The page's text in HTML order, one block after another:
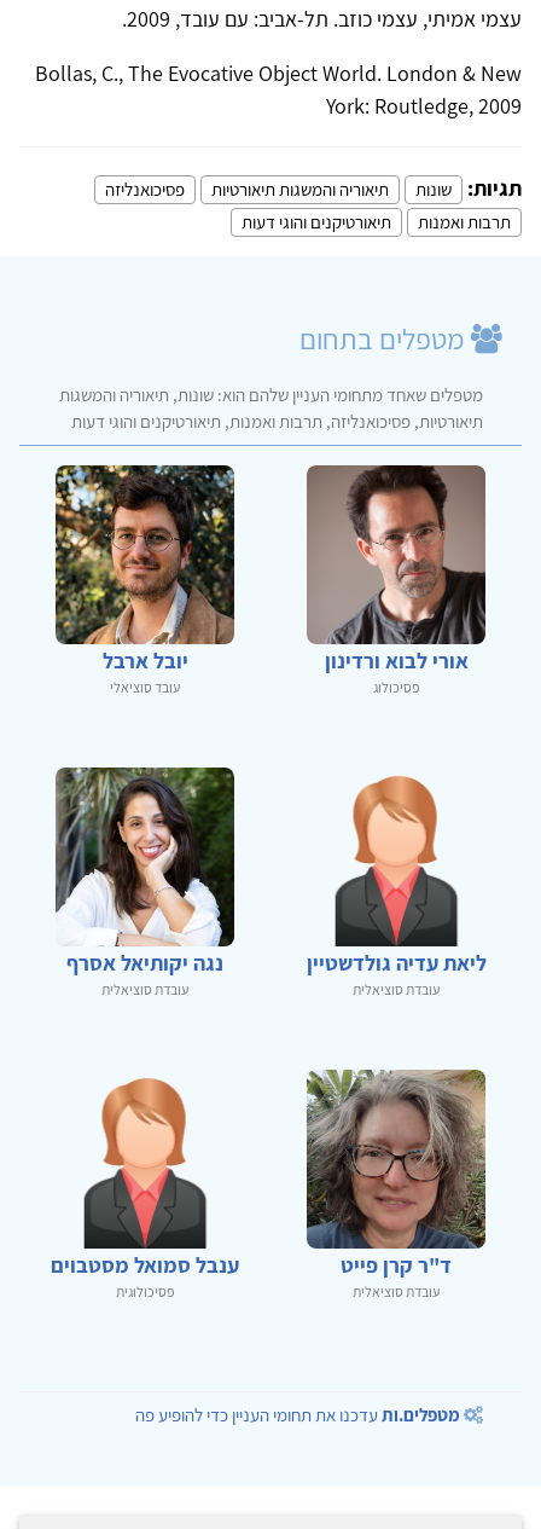
עצמי אמיתי, עצמי כוזב. תל-אביב: עם עובד, 2009.
Bollas, C., The Evocative Object World. London & New
York: Routledge, 2009
תגיות: שונות תיאוריה והמשגות תיאורטיות
פסיכואנליזה
תרבות ואמנות
תיאורטיקנים והוגי דעות
מטפלים בתחום
מטפלים שאחד מתחומי העניין שלהם הוא: שונות, תיאוריה והמשגות
תיאורטיות, פסיכואנליזה, תרבות ואמנות, תיאורטיקנים והוגי דעות
אורי לבוא ורדינון
פסיכולוג
יובל ארבל
עובד סוציאלי
ליאת עדיה גולדשטיין
עובדת סוציאלית
נגה יקותיאל אסרף
עובדת סוציאלית
ד"ר קרן פייט
עובדת סוציאלית
ענבל סמואל מסטבוים
פסיכולוגית
מטפלים.ותעדכנו את תחומי העניין כדי להופיע פה